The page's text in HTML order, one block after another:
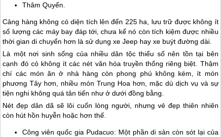
Thâm Quyến.
Cảng hàng không có diện tích lên đến 225 ha, lưu trữ được không ít
số lượng các máy bay đáp tới, chưa kể nó còn tích kiệm được nhiều
thời gian di chuyển hơn là sử dụng xe Jeep hay xe buýt đường dài.
Là một nơi sinh sống của nhiều dân tộc thiểu số nên tồn tại bên
cạnh đó có không ít các nét văn hóa truyền thống riêng biệt. Thậm
chí các món ăn ở nhà hàng còn phong phú không kém, ít món
phương Tây hơn, nhiều món Trung Hoa hơn, mặc dù dịch vụ và sự
tiện nghi không quá tân tiến như ở dưới đồng bằng.
Nét đẹp dân dã sẽ lôi cuốn lòng người, nhưng vẻ đẹp thiên nhiên
còn hút hồn huyễn hoặc hơn thế.
Công viên quốc gia Pudacuo: Một phần di sản còn sót lại của